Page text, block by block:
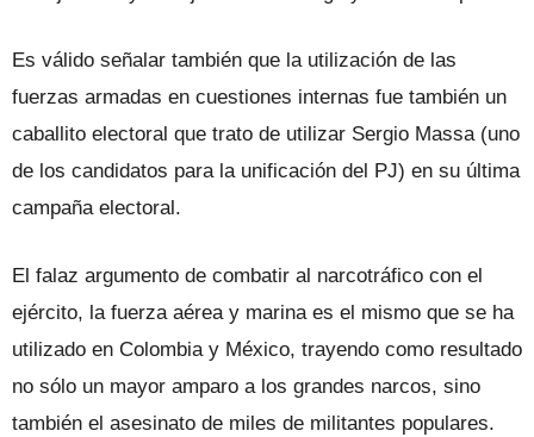
Es válido señalar también que la utilización de las
fuerzas armadas en cuestiones internas fue también un
caballito electoral que trato de utilizar Sergio Massa (uno
de los candidatos para la unificación del PJ) en su última
campaña electoral.
El falaz argumento de combatir al narcotráfico con el
ejército, la fuerza aérea y marina es el mismo que se ha
utilizado en Colombia y México, trayendo como resultado
no sólo un mayor amparo a los grandes narcos, sino
también el asesinato de miles de militantes populares.